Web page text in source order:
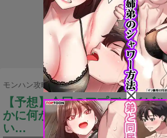
モンハン攻略まとめ隊 >アップデート・メンテ
【予想】今回のアプデでイビ
かに何が来ると思う？？？
い…